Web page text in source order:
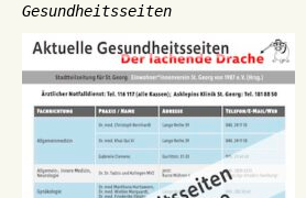
Gesundheitsseiten